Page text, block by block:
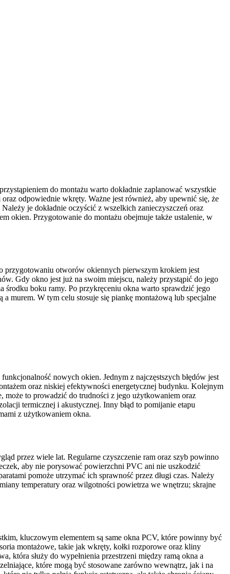
do montażu warto dokładnie zaplanować wszystkie
odpowiednie wkręty. Ważne jest również, aby upewnić się, że
je dokładnie oczyścić z wszelkich zanieczyszczeń oraz
okien. Przygotowanie do montażu obejmuje także ustalenie, w
przygotowaniu otworów okiennych pierwszym krokiem jest
Gdy okno jest już na swoim miejscu, należy przystąpić do jego
boku ramy. Po przykręceniu okna warto sprawdzić jego
murem. W tym celu stosuje się piankę montażową lub specjalne
nowych okien. Jednym z najczęstszych błędów jest
oraz niskiej efektywności energetycznej budynku. Kolejnym
może to prowadzić do trudności z jego użytkowaniem oraz
termicznej i akustycznej. Inny błąd to pomijanie etapu
z użytkowaniem okna.
przez wiele lat. Regularne czyszczenie ram oraz szyb powinno
aby nie porysować powierzchni PVC ani nie uszkodzić
pomoże utrzymać ich sprawność przez długi czas. Należy
temperatury oraz wilgotności powietrza we wnętrzu; skrajne
kluczowym elementem są same okna PCV, które powinny być
montażowe, takie jak wkręty, kołki rozporowe oraz kliny
która służy do wypełnienia przestrzeni między ramą okna a
które mogą być stosowane zarówno wewnątrz, jak i na